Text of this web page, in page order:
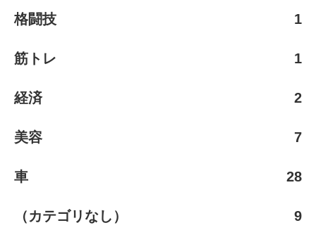
格闘技 1
筋トレ 1
経済 2
美容 7
車 28
（カテゴリなし） 9